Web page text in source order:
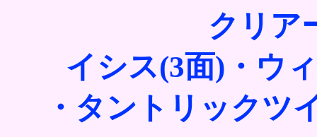
クリア
イシス(3面)・ウ
・タントリックツ